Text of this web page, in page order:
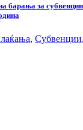
барања за
, Субвенции,